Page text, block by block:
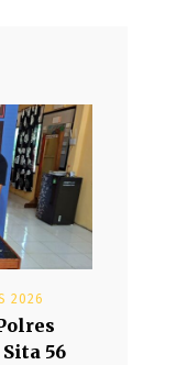
2026
56